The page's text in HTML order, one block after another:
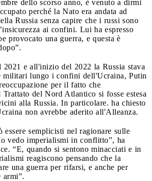
dello scorso anno, è venuto a dirmi
perché la Nato era andata ad
Russia senza capire che i russi sono
ai confini. Lui ha espresso
provocato una guerra, e questa è
2021 e all'inizio del 2022 la Russia stava
militari lungo i confini dell'Ucraina, Putin
per il fatto che
del Nord Atlantico si fosse estesa
alla Russia. In particolare. ha chiesto
non avrebbe aderito all'Alleanza.
essere semplicisti nel ragionare sulle
vedo imperialismi in conflitto”, ha
“E, quando si sentono minacciati e in
reagiscono pensando che la
una guerra per rifarsi, e anche per
armi”.